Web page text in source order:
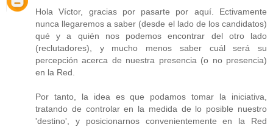
Hola Víctor, gracias por pasarte por aquí. Ectivamente
nunca llegaremos a saber (desde el lado de los candidatos)
qué y a quién nos podemos encontrar del otro lado
(reclutadores), y mucho menos saber cuál será su
percepción acerca de nuestra presencia (o no presencia)
en la Red.
Por tanto, la idea es que podamos tomar la iniciativa,
tratando de controlar en la medida de lo posible nuestro
'destino', y posicionarnos convenientemente en la Red